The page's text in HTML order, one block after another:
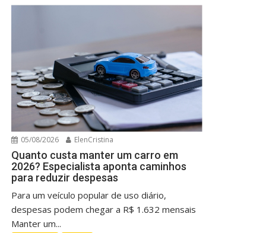
05/08/2026 ElenCristina
Quanto custa manter um carro em
2026? Especialista aponta caminhos
para reduzir despesas
Para um veículo popular de uso diário,
despesas podem chegar a R$ 1.632 mensais
Manter um...